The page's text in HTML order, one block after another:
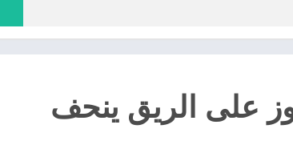
على الريق ينحف